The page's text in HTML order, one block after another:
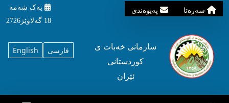
سه‌ره‌تا په‌یوه‌ندی
یه‌ک شه‌مه‌
18 گه‌لاوێژ2726
English فارسی
سازمانی خه‌بات ی
کوردستانی
ئێران